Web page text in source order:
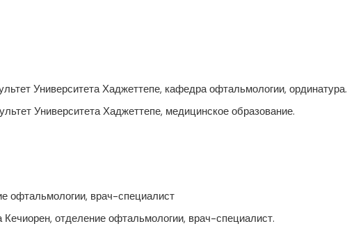
Университета Хаджеттепе, кафедра офтальмологии, ординатура.
Университета Хаджеттепе, медицинское образование.
офтальмологии, врач-специалист
отделение офтальмологии, врач-специалист.